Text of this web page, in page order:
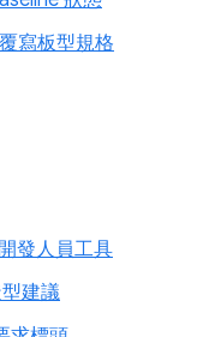
寫板型規格
發人員工具
建議